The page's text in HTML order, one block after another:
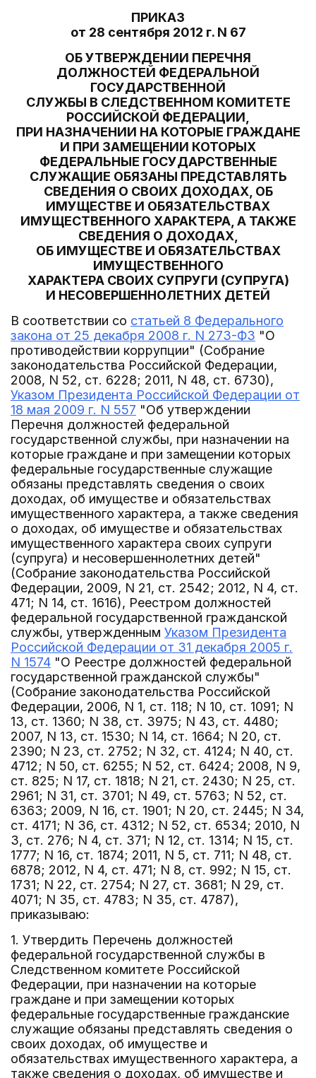
ПРИКАЗ
от 28 сентября 2012 г. N 67
ОБ УТВЕРЖДЕНИИ ПЕРЕЧНЯ
ДОЛЖНОСТЕЙ ФЕДЕРАЛЬНОЙ
ГОСУДАРСТВЕННОЙ
СЛУЖБЫ В СЛЕДСТВЕННОМ КОМИТЕТЕ
РОССИЙСКОЙ ФЕДЕРАЦИИ,
ПРИ НАЗНАЧЕНИИ НА КОТОРЫЕ ГРАЖДАНЕ
И ПРИ ЗАМЕЩЕНИИ КОТОРЫХ
ФЕДЕРАЛЬНЫЕ ГОСУДАРСТВЕННЫЕ
СЛУЖАЩИЕ ОБЯЗАНЫ ПРЕДСТАВЛЯТЬ
СВЕДЕНИЯ О СВОИХ ДОХОДАХ, ОБ
ИМУЩЕСТВЕ И ОБЯЗАТЕЛЬСТВАХ
ИМУЩЕСТВЕННОГО ХАРАКТЕРА, А ТАКЖЕ
СВЕДЕНИЯ О ДОХОДАХ,
ОБ ИМУЩЕСТВЕ И ОБЯЗАТЕЛЬСТВАХ
ИМУЩЕСТВЕННОГО
ХАРАКТЕРА СВОИХ СУПРУГИ (СУПРУГА)
И НЕСОВЕРШЕННОЛЕТНИХ ДЕТЕЙ
В соответствии со статьей 8 Федерального
закона от 25 декабря 2008 г. N 273-ФЗ "О
противодействии коррупции" (Собрание
законодательства Российской Федерации,
2008, N 52, ст. 6228; 2011, N 48, ст. 6730),
Указом Президента Российской Федерации от
18 мая 2009 г. N 557 "Об утверждении
Перечня должностей федеральной
государственной службы, при назначении на
которые граждане и при замещении которых
федеральные государственные служащие
обязаны представлять сведения о своих
доходах, об имуществе и обязательствах
имущественного характера, а также сведения
о доходах, об имуществе и обязательствах
имущественного характера своих супруги
(супруга) и несовершеннолетних детей"
(Собрание законодательства Российской
Федерации, 2009, N 21, ст. 2542; 2012, N 4, ст.
471; N 14, ст. 1616), Реестром должностей
федеральной государственной гражданской
службы, утвержденным Указом Президента
Российской Федерации от 31 декабря 2005 г.
N 1574 "О Реестре должностей федеральной
государственной гражданской службы"
(Собрание законодательства Российской
Федерации, 2006, N 1, ст. 118; N 10, ст. 1091; N
13, ст. 1360; N 38, ст. 3975; N 43, ст. 4480;
2007, N 13, ст. 1530; N 14, ст. 1664; N 20, ст.
2390; N 23, ст. 2752; N 32, ст. 4124; N 40, ст.
4712; N 50, ст. 6255; N 52, ст. 6424; 2008, N 9,
ст. 825; N 17, ст. 1818; N 21, ст. 2430; N 25, ст.
2961; N 31, ст. 3701; N 49, ст. 5763; N 52, ст.
6363; 2009, N 16, ст. 1901; N 20, ст. 2445; N 34,
ст. 4171; N 36, ст. 4312; N 52, ст. 6534; 2010, N
3, ст. 276; N 4, ст. 371; N 12, ст. 1314; N 15, ст.
1777; N 16, ст. 1874; 2011, N 5, ст. 711; N 48, ст.
6878; 2012, N 4, ст. 471; N 8, ст. 992; N 15, ст.
1731; N 22, ст. 2754; N 27, ст. 3681; N 29, ст.
4071; N 35, ст. 4783; N 35, ст. 4787),
приказываю:
1. Утвердить Перечень должностей
федеральной государственной службы в
Следственном комитете Российской
Федерации, при назначении на которые
граждане и при замещении которых
федеральные государственные гражданские
служащие обязаны представлять сведения о
своих доходах, об имуществе и
обязательствах имущественного характера, а
также сведения о доходах, об имуществе и